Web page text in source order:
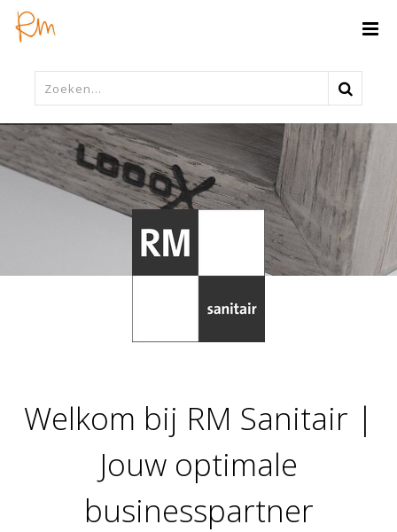
Welkom bij RM Sanitair |
Jouw optimale
businesspartner